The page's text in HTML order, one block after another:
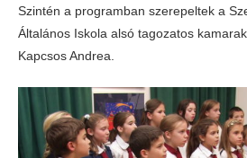
Szintén a programban szerepeltek a
Általános Iskola alsó tagozatos
Kapcsos Andrea.